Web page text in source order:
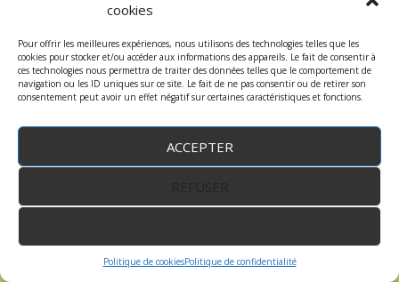
cookies
Pour offrir les meilleures expériences, nous utilisons des technologies telles que les
cookies pour stocker et/ou accéder aux informations des appareils. Le fait de consentir à
ces technologies nous permettra de traiter des données telles que le comportement de
navigation ou les ID uniques sur ce site. Le fait de ne pas consentir ou de retirer son
consentement peut avoir un effet négatif sur certaines caractéristiques et fonctions.
ACCEPTER
Politique de cookiesPolitique de confidentialité
Jeux d'adresse
Jeux de cartes
Disney Lorcana
Horreur à Arkham JCE
Marvel Champions JCE
One Piece
ALIEN
Dungeons & Dragons 5